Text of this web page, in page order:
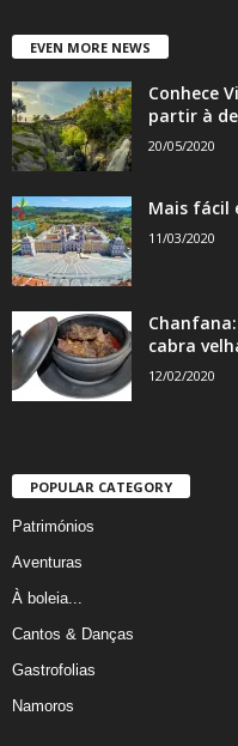
EVEN MORE NEWS
Conhece
partir à
20/05/2020
Mais fácil
11/03/2020
cabra
12/02/2020
POPULAR CATEGORY
Patrimónios
Aventuras
À boleia...
Cantos & Danças
Gastrofolias
Namoros